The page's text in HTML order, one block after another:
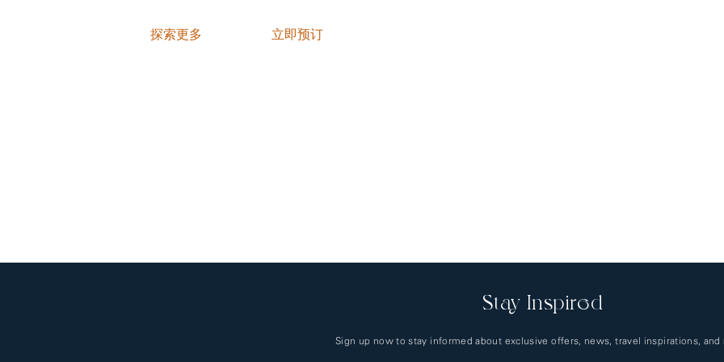
探索更多 立即预订
Stay Inspired
Sign up now to stay informed about exclusive offers, news, travel inspirations, and